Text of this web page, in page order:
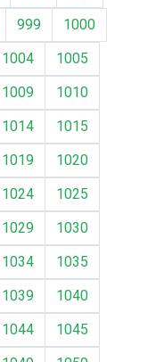
999
1000
1004
1005
1009
1010
1014
1015
1019
1020
1024
1025
1029
1030
1034
1035
1039
1040
1044
1045